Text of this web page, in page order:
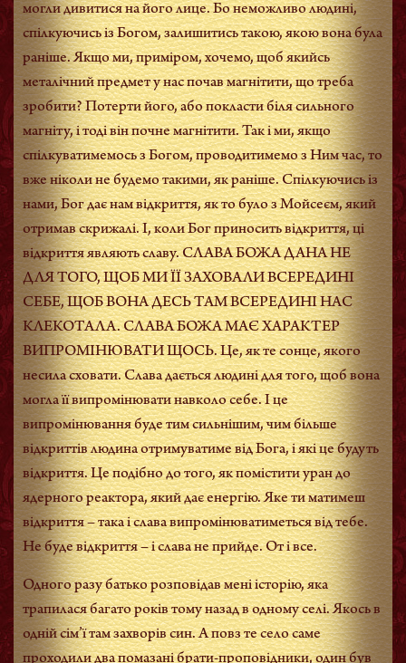
могли дивитися на його лице. Бо неможливо людині,
спілкуючись із Богом, залишитись такою, якою вона була
раніше. Якщо ми, приміром, хочемо, щоб якийсь
металічний предмет у нас почав магнітити, що треба
зробити? Потерти його, або покласти біля сильного
магніту, і тоді він почне магнітити. Так і ми, якщо
спілкуватимемось з Богом, проводитимемо з Ним час, то
вже ніколи не будемо такими, як раніше. Спілкуючись із
нами, Бог дає нам відкриття, як то було з Мойсеєм, який
отримав скрижалі. І, коли Бог приносить відкриття, ці
відкриття являють славу. СЛАВА БОЖА ДАНА НЕ
ДЛЯ ТОГО, ЩОБ МИ ЇЇ ЗАХОВАЛИ ВСЕРЕДИНІ
СЕБЕ, ЩОБ ВОНА ДЕСЬ ТАМ ВСЕРЕДИНІ НАС
КЛЕКОТАЛА. СЛАВА БОЖА МАЄ ХАРАКТЕР
ВИПРОМІНЮВАТИ ЩОСЬ. Це, як те сонце, якого
несила сховати. Слава дається людині для того, щоб вона
могла її випромінювати навколо себе. І це
випромінювання буде тим сильнішим, чим більше
відкриттів людина отримуватиме від Бога, і які це будуть
відкриття. Це подібно до того, як помістити уран до
ядерного реактора, який дає енергію. Яке ти матимеш
відкриття – така і слава випромінюватиметься від тебе.
Не буде відкриття – і слава не прийде. От і все.
Одного разу батько розповідав мені історію, яка
трапилася багато років тому назад в одному селі. Якось в
одній сім’ї там захворів син. А повз те село саме
проходили два помазані брати-проповідники, один був